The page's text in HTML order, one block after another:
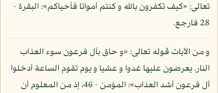
تعالى: «كيف تكفرون بالله و كنتم أمواتا فأحياكم»: البقرة -
28 فارجع.
و من الآيات قوله تعالى: «و حاق بآل فرعون سوء العذاب
النار. يعرضون عليها غدوا و عشيا و يوم تقوم الساعة أدخلوا
آل فرعون أشد العذاب»: المؤمن - 46، إذ من المعلوم أن